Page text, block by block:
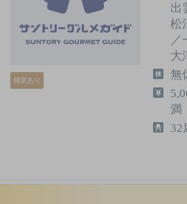
個室あり
出
松
大
無
満
32